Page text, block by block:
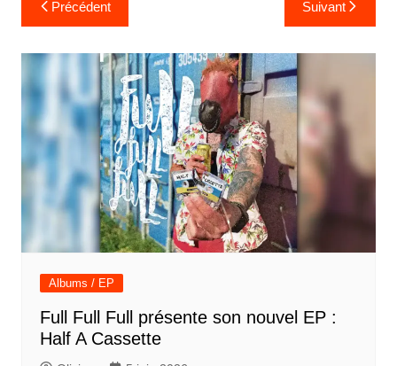
de
l’article
Précédent Suivant
Albums / EP
Full Full Full présente son nouvel EP :
Half A Cassette